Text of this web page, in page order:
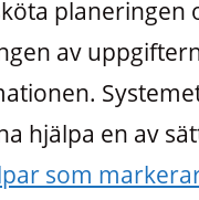
planeringen
av
hjälpa en av
som